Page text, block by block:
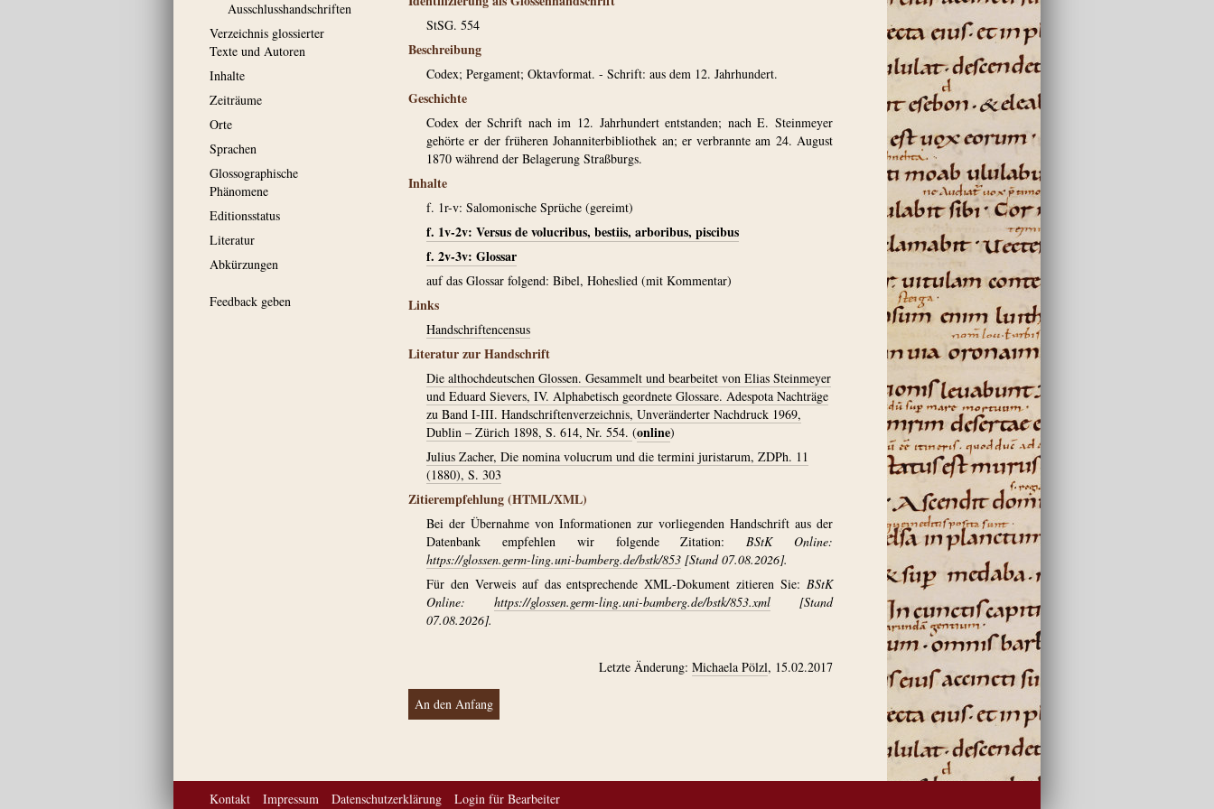
Ausschluss­handschriften
Verzeichnis glossierter
Texte und Autoren
Inhalte
Zeiträume
Orte
Sprachen
Glossographische
Phänomene
Editionsstatus
Literatur
Abkürzungen
Feedback geben
StSG. 554
Beschreibung
Codex; Pergament; Oktavformat. - Schrift: aus dem 12. Jahrhundert.
Geschichte
Codex der Schrift nach im 12. Jahrhundert entstanden; nach E. Steinmeyer
gehörte er der früheren Johanniterbibliothek an; er verbrannte am 24. August
1870 während der Belagerung Straßburgs.
Inhalte
f. 1r-v: Salomonische Sprüche (gereimt)
f. 1v-2v: Versus de volucribus, bestiis, arboribus, piscibus
f. 2v-3v: Glossar
auf das Glossar folgend: Bibel, Hoheslied (mit Kommentar)
Links
Handschriftencensus
Literatur zur Handschrift
Die althochdeutschen Glossen. Gesammelt und bearbeitet von Elias Steinmeyer
und Eduard Sievers, IV. Alphabetisch geordnete Glossare. Adespota Nachträge
zu Band I-III. Handschriftenverzeichnis, Unveränderter Nachdruck 1969,
Dublin – Zürich 1898, S. 614, Nr. 554. (online)
Julius Zacher, Die nomina volucrum und die termini juristarum, ZDPh. 11
(1880), S. 303
Zitierempfehlung (HTML/XML)
Bei der Übernahme von Informationen zur vorliegenden Handschrift aus der
Datenbank empfehlen wir folgende Zitation:BStK Online:
https://glossen.germ-ling.uni-bamberg.de/bstk/853 [Stand 07.08.2026].
Für den Verweis auf das entsprechende XML-Dokument zitieren Sie: BStK
Online: https://glossen.germ-ling.uni-bamberg.de/bstk/853.xml [Stand
07.08.2026].
Letzte Änderung: Michaela Pölzl, 15.02.2017
An den Anfang
Kontakt Impressum Datenschutzerklärung Login für Bearbeiter